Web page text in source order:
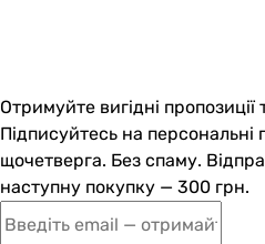
Отримуйте вигідні
Підписуйтесь на персональні
щочетверга. Без спаму.
наступну покупку — 300 грн.